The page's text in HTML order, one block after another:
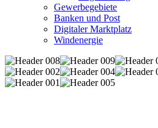
Gewerbegebiete
Banken und Post
Digitaler Marktplatz
Windenergie